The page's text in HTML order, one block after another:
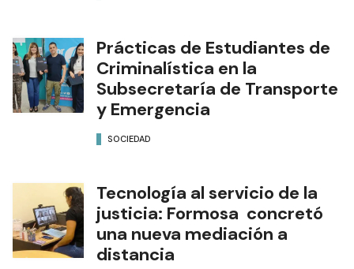
Prácticas de Estudiantes de
Criminalística en la
Subsecretaría de Transporte
y Emergencia
SOCIEDAD
Tecnología al servicio de la
justicia: Formosa concretó
una nueva mediación a
distancia